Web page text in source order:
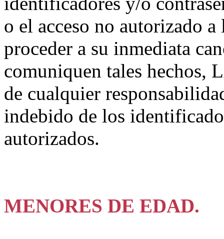
o el acceso no autorizado
proceder a su inmediata
comuniquen tales hechos,
de cualquier
indebido de los
autorizados.
MENORES DE EDAD.